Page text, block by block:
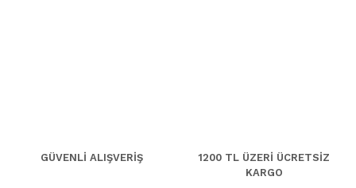
GÜVENLİ ALIŞVERİŞ
1200 TL ÜZERİ ÜCRETSİZ
KARGO